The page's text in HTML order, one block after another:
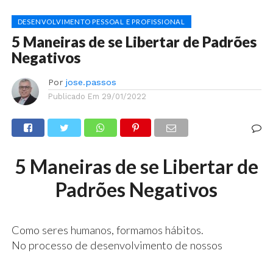
DESENVOLVIMENTO PESSOAL E PROFISSIONAL
5 Maneiras de se Libertar de Padrões
Negativos
Por jose.passos
Publicado Em 29/01/2022
5 Maneiras de se Libertar de
Padrões Negativos
Como seres humanos, formamos hábitos.
No processo de desenvolvimento de nossos